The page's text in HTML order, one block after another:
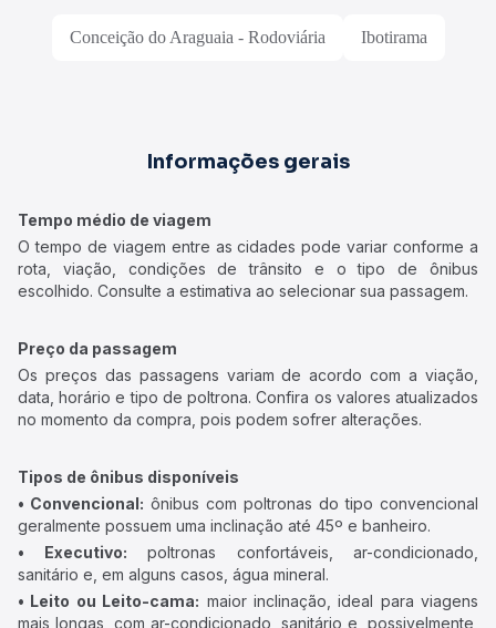
Conceição do Araguaia - Rodoviária Ibotirama
Informações gerais
Tempo médio de viagem
O tempo de viagem entre as cidades pode variar conforme a
rota, viação, condições de trânsito e o tipo de ônibus
escolhido. Consulte a estimativa ao selecionar sua passagem.
Preço da passagem
Os preços das passagens variam de acordo com a viação,
data, horário e tipo de poltrona. Confira os valores atualizados
no momento da compra, pois podem sofrer alterações.
Tipos de ônibus disponíveis
• Convencional: ônibus com poltronas do tipo convencional
geralmente possuem uma inclinação até 45º e banheiro.
• Executivo: poltronas confortáveis, ar-condicionado,
sanitário e, em alguns casos, água mineral.
• Leito ou Leito-cama: maior inclinação, ideal para viagens
mais longas, com ar-condicionado, sanitário e, possivelmente,